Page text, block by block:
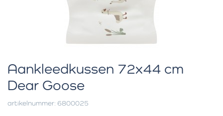
Aankleedkussen 72x44 cm
Dear Goose
artikelnummer: 6800025